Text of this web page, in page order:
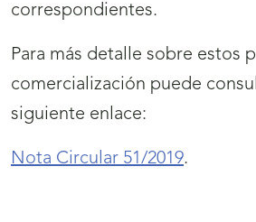
correspondientes.
Para más detalle sobre estos
comercialización puede
siguiente enlace:
Nota Circular 51/2019.